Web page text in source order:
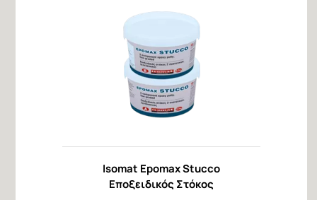
Isomat Epomax Stucco
Εποξειδικός Στόκος